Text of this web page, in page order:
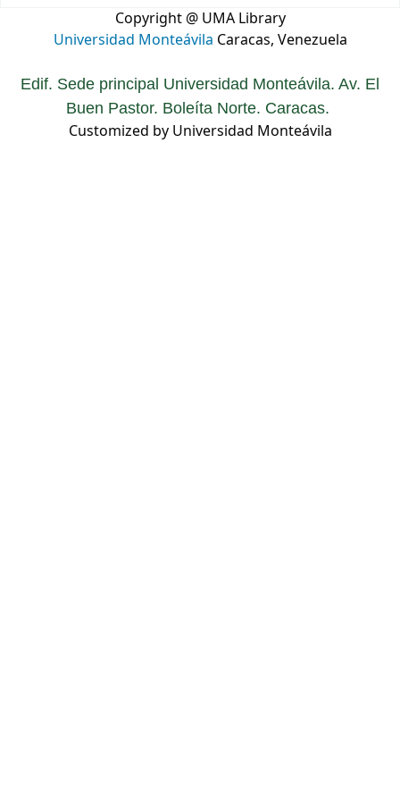
Copyright @ UMA Library
Universidad Monteávila Caracas, Venezuela
Edif. Sede principal Universidad Monteávila. Av. El
Buen Pastor. Boleíta Norte. Caracas.
Customized by Universidad Monteávila